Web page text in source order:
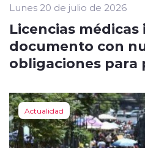
Lunes 20 de julio de 2026
Licencias
documento con
obligaciones para
Actualidad